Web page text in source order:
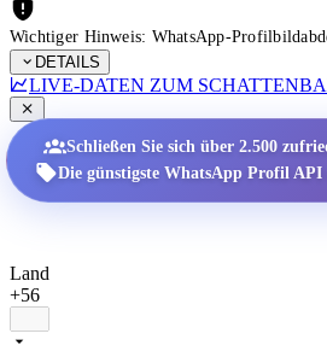
Wichtiger Hinweis: WhatsApp-
DETAILS
LIVE-DATEN ZUM
Schließen Sie sich über 2.500
Die günstigste WhatsApp Profil
Land
+56